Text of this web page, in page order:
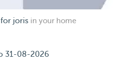
joris in your home
31-08-2026